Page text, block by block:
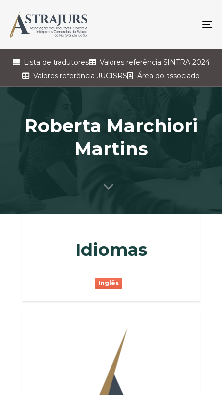
Lista de tradutores
Valores referência SINTRA 2024
Valores referência JUCISRS
Área do associado
Roberta Marchiori
Martins
Idiomas
Inglês